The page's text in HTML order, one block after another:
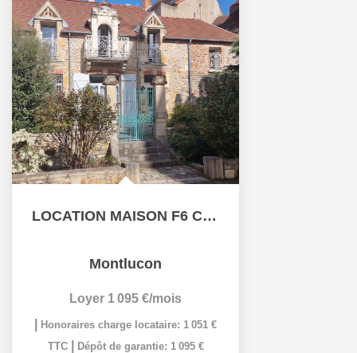
LOCATION MAISON F6 CENTRE VILLE MONTLUCON
Montlucon
Loyer 1 095 €/mois
Honoraires charge locataire: 1 051 €
TTC
Dépôt de garantie: 1 095 €